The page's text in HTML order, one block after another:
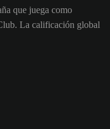
que juega como
La calificación global